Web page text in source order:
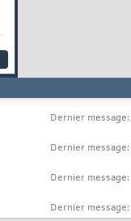
Dernier message:
Dernier message:
Dernier message:
Dernier message: